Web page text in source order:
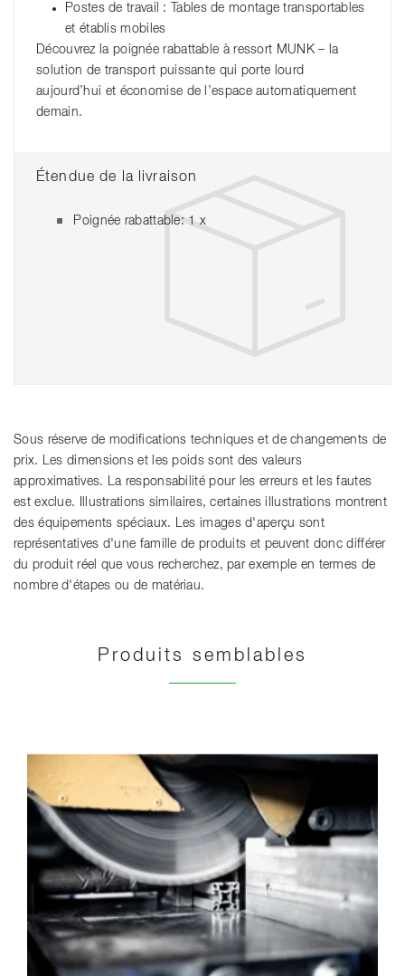
Postes de travail : Tables de montage transportables
et établis mobiles
Découvrez la poignée rabattable à ressort MUNK – la
solution de transport puissante qui porte lourd
aujourd’hui et économise de l’espace automatiquement
demain.
Étendue de la livraison
Poignée rabattable: 1 x
Sous réserve de modifications techniques et de changements de
prix. Les dimensions et les poids sont des valeurs
approximatives. La responsabilité pour les erreurs et les fautes
est exclue. Illustrations similaires, certaines illustrations montrent
des équipements spéciaux. Les images d'aperçu sont
représentatives d'une famille de produits et peuvent donc différer
du produit réel que vous recherchez, par exemple en termes de
nombre d'étapes ou de matériau.
Produits semblables